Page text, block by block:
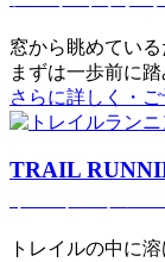
窓から眺めてい
まずは一歩前に
さらに詳しく・ご
TRAIL
トレイルの中に溶